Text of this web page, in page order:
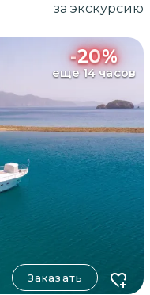
за экскурсию
-20%
еще 14 часов
Заказать